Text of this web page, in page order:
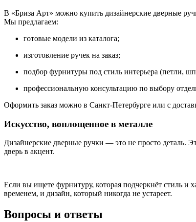
В «Бриза Арт» можно купить дизайнерские дверные
Мы предлагаем:
готовые модели из каталога;
изготовление ручек на заказ;
подбор фурнитуры под стиль интерьера (петли,
профессиональную консультацию по выбору
Оформить заказ можно в Санкт-Петербурге или с
Искусство, воплощенное в металле
Дизайнерские дверные ручки — это не просто деталь.
дверь в акцент.
Если вы ищете фурнитуру, которая подчеркнёт стиль и
временем, и дизайн, который никогда не устареет.
Вопросы и ответы